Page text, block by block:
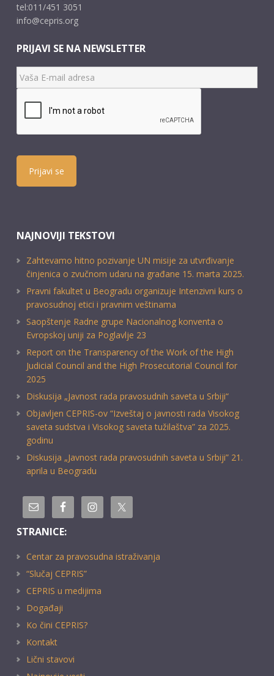
tel:011/451 3051
info@cepris.org
PRIJAVI SE NA NEWSLETTER
Prijavi se
NAJNOVIJI TEKSTOVI
Zahtevamo hitno pozivanje UN misije za utvrđivanje
činjenica o zvučnom udaru na građane 15. marta 2025.
Pravni fakultet u Beogradu organizuje Intenzivni kurs o
pravosudnoj etici i pravnim veštinama
Saopštenje Radne grupe Nacionalnog konventa o
Evropskoj uniji za Poglavlje 23
Report on the Transparency of the Work of the High
Judicial Council and the High Prosecutorial Council for
2025
Diskusija „Javnost rada pravosudnih saveta u Srbiji“
Objavljen CEPRIS-ov “Izveštaj o javnosti rada Visokog
saveta sudstva i Visokog saveta tužilaštva” za 2025.
godinu
Diskusija „Javnost rada pravosudnih saveta u Srbiji” 21.
aprila u Beogradu
STRANICE:
Centar za pravosudna istraživanja
“Slučaj CEPRIS”
CEPRIS u medijima
Događaji
Ko čini CEPRIS?
Kontakt
Lični stavovi